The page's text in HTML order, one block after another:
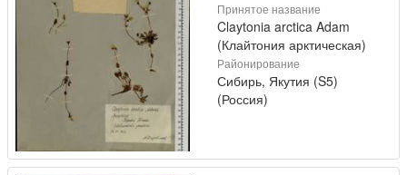
Принятое название
Claytonia arctica Adam
(Клайтония арктическая)
Районирование
Сибирь, Якутия (S5)
(Россия)